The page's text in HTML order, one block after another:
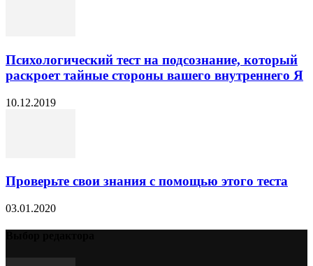
Психологический тест на подсознание, который
раскроет тайные стороны вашего внутреннего Я
10.12.2019
Проверьте свои знания с помощью этого теста
03.01.2020